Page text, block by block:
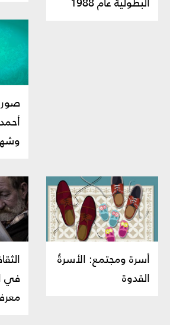
صور
أسرة ومجتمع: الأسرةُ
القدوة
في